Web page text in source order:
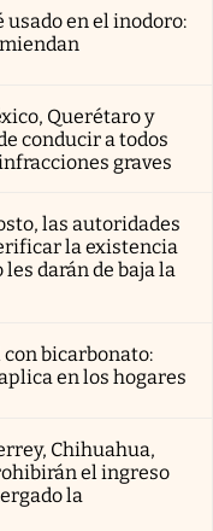
usado en el inodoro:
Querétaro y
conducir a todos
graves
las autoridades
la existencia
darán de baja la
bicarbonato:
en los hogares
Chihuahua,
el ingreso
la